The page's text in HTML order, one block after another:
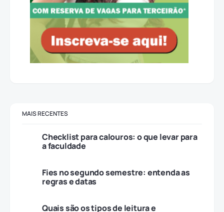
MAIS RECENTES
Checklist para calouros: o que levar para
a faculdade
Fies no segundo semestre: entenda as
regras e datas
Quais são os tipos de leitura e